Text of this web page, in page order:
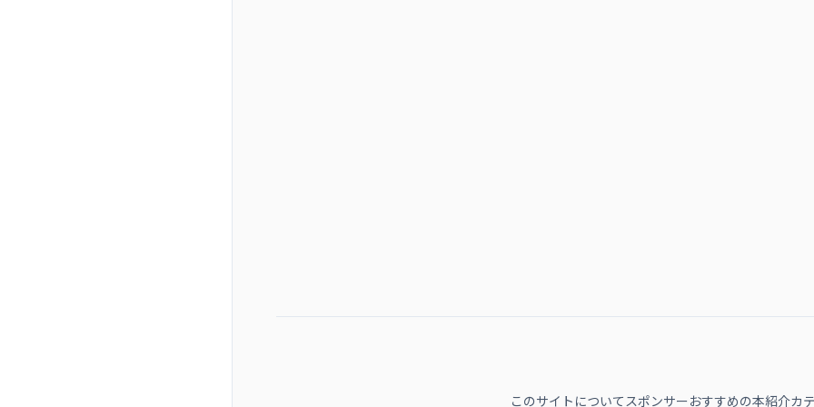
このサイトについて スポンサーおすすめの本紹介カ